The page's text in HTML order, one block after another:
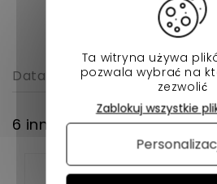
Data sheet
6 innych produktów w tej
Ta witryna używa
pozwala wybrać na
zezwolić
Zablokuj wszystkie